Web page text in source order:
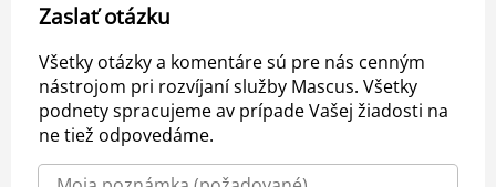
Zaslať otázku
Všetky otázky a komentáre sú pre nás cenným
nástrojom pri rozvíjaní služby Mascus. Všetky
podnety spracujeme av prípade Vašej žiadosti na
ne tiež odpovedáme.